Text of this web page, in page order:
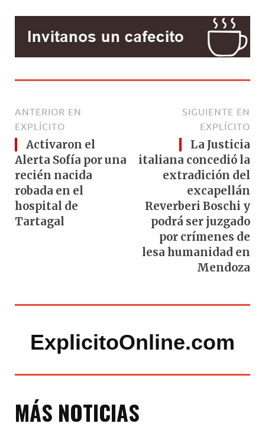
ANTERIOR EN
EXPLÍCITO
Activaron el
Alerta Sofía por una
recién nacida
robada en el
hospital de
Tartagal
SIGUIENTE EN
EXPLÍCITO
La Justicia
italiana concedió la
extradición del
excapellán
Reverberi Boschi y
podrá ser juzgado
por crímenes de
lesa humanidad en
Mendoza
ExplicitoOnline.com
MÁS NOTICIAS